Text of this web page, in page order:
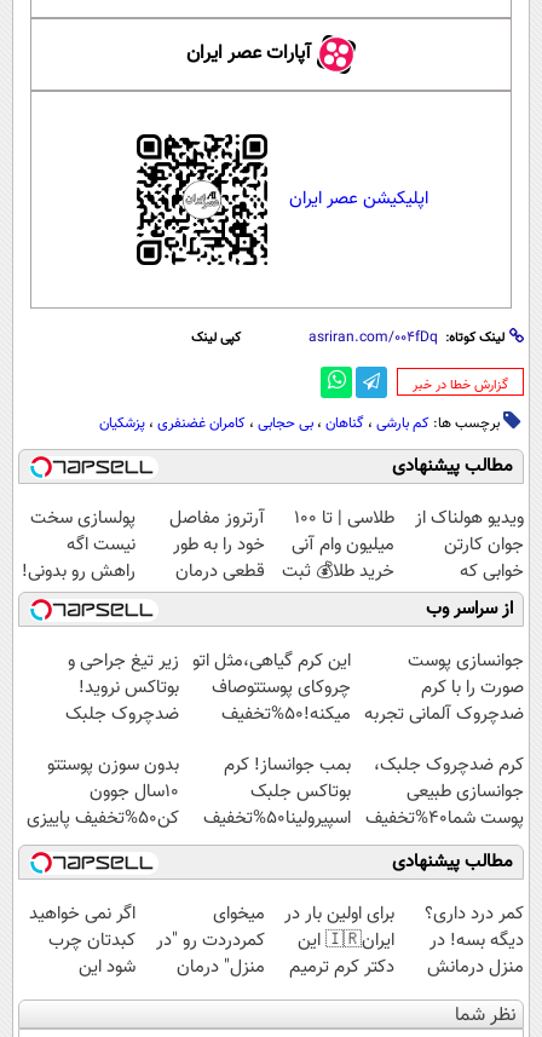
آپارات عصر ایران
اپلیکیشن عصر ایران
لینک کوتاه: کپی لینک
‌گزارش خطا در خبر
برچسب ها: کم بارشی ، گناهان ، بی حجابی ، کامران غضنفری ، پزشکیان
مطالب پیشنهادی
ویدیو هولناک از
جوان کارتن
خوابی که
میلیاردر شد.
آموزش رایگان
طلاسی | تا 100
میلیون وام آنی
خرید طلا💰 ثبت
نام کن!
آرتروز مفاصل
خود را به طور
قطعی درمان
کنید!
◗پرسش‌نامه◖
پولسازی سخت
نیست اگه
راهش رو بدونی!
" دوره رایگان "
از سراسر وب
جوانسازی پوست
صورت را با کرم
ضدچروک آلمانی تجربه
این کرم گیاهی،مثل اتو
چروکای پوستتوصاف
میکنه!50%تخفیف
زیر تیغ جراحی و
بوتاکس نروید!
ضدچروک جلبک
کرم ضدچروک جلبک،
جوانسازی طبیعی
پوست شما40%تخفیف
بمب جوانساز! کرم
بوتاکس جلبک
اسپیرولینا50%تخفیف
بدون سوزن پوستتو
10سال جوون
کن50%تخفیف پاییزی
مطالب پیشنهادی
کمر درد داری؟
دیگه بسه! در
منزل درمانش
کن
(◀پرسش‌نامه)
برای اولین بار در
ایران🇮🇷 این
دکتر کرم ترمیم
کننده 23 روزه
ساخت!
میخوای
کمردردت رو "در
منزل" درمان
کنی؟ (◂فیلم +
◂پرسش‌نامه)
اگر نمی خواهید
کبدتان چرب
شود این
نوشیدنی خوش
طعم را بنوشید
نظر شما